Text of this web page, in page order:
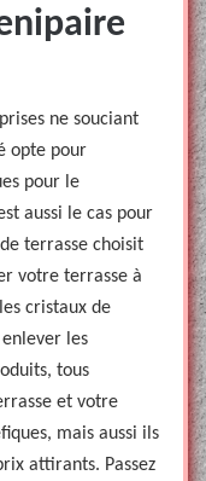
ne souciant
opte pour
pour le
aussi le cas pour
terrasse choisit
votre terrasse à
cristaux de
les
tous
et votre
mais aussi ils
attirants. Passez